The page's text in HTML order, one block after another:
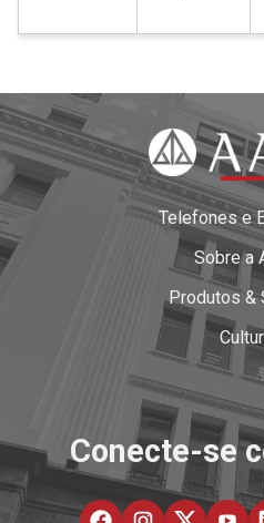
Telefones e
Sobre a
Produtos &
Conecte-se